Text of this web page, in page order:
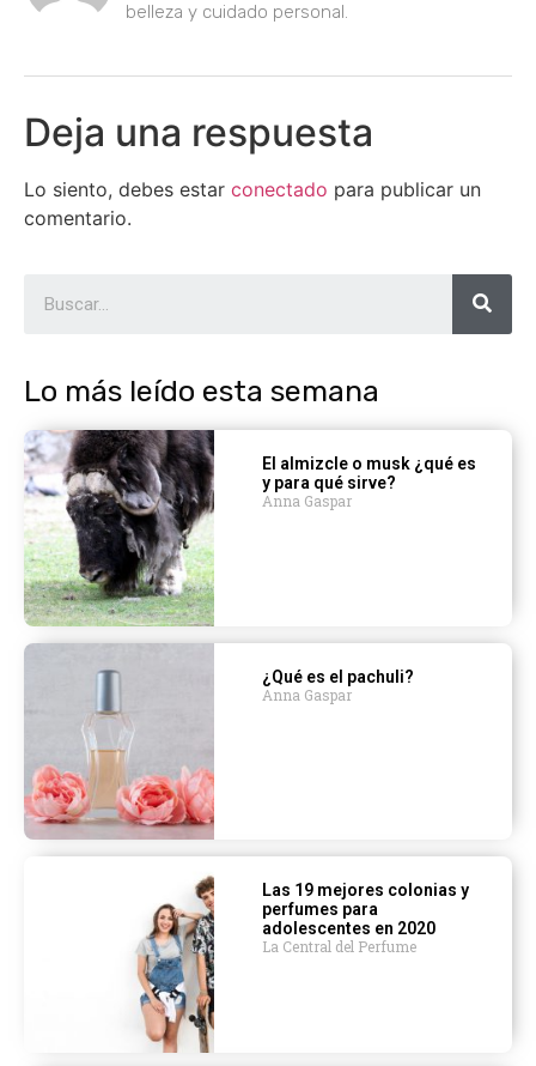
belleza y cuidado personal.
Deja una respuesta
Lo siento, debes estar conectado para publicar un
comentario.
Lo más leído esta semana
El almizcle o musk ¿qué es
y para qué sirve?
Anna Gaspar
¿Qué es el pachuli?
Anna Gaspar
Las 19 mejores colonias y
perfumes para
adolescentes en 2020
La Central del Perfume